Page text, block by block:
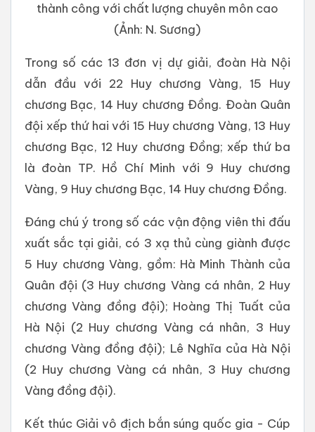
thành công với chất lượng chuyên môn cao
(Ảnh: N. Sương)
Trong số các 13 đơn vị dự giải, đoàn Hà Nội
dẫn đầu với 22 Huy chương Vàng, 15 Huy
chương Bạc, 14 Huy chương Đồng. Đoàn Quân
đội xếp thứ hai với 15 Huy chương Vàng, 13 Huy
chương Bạc, 12 Huy chương Đồng; xếp thứ ba
là đoàn TP. Hồ Chí Minh với 9 Huy chương
Vàng, 9 Huy chương Bạc, 14 Huy chương Đồng.
Đáng chú ý trong số các vận động viên thi đấu
xuất sắc tại giải, có 3 xạ thủ cùng giành được
5 Huy chương Vàng, gồm: Hà Minh Thành của
Quân đội (3 Huy chương Vàng cá nhân, 2 Huy
chương Vàng đồng đội); Hoàng Thị Tuất của
Hà Nội (2 Huy chương Vàng cá nhân, 3 Huy
chương Vàng đồng đội); Lê Nghĩa của Hà Nội
(2 Huy chương Vàng cá nhân, 3 Huy chương
Vàng đồng đội).
Kết thúc Giải vô địch bắn súng quốc gia - Cúp